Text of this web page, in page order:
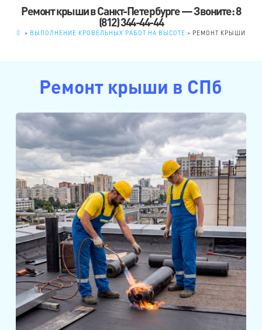
Ремонт крыши в Санкт-Петербурге — Звоните: 8
(812) 344-44-44
> ВЫПОЛНЕНИЕ КРОВЕЛЬНЫХ РАБОТ НА ВЫСОТЕ > РЕМОНТ КРЫШИ
Ремонт крыши в СПб